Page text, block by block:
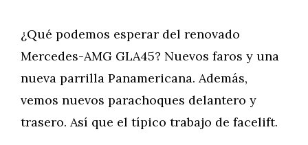
¿Qué podemos esperar del renovado
Mercedes-AMG GLA45? Nuevos faros y una
nueva parrilla Panamericana. Además,
vemos nuevos parachoques delantero y
trasero. Así que el típico trabajo de facelift.